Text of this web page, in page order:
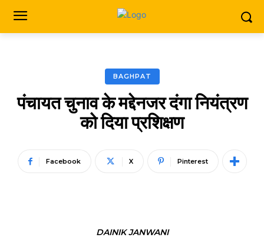
BAGHPAT
पंचायत चुनाव के मद्देनजर दंगा नियंत्रण
को दिया प्रशिक्षण
Facebook X Pinterest
DAINIK JANWANI